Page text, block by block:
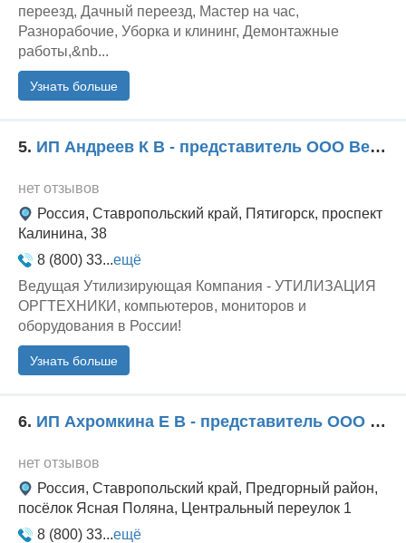
переезд, Дачный переезд, Мастер на час,
Разнорабочие, Уборка и клининг, Демонтажные
работы,&nb...
Узнать больше
5. ИП Андреев К В - представитель ООО Ведущая Утилизирующая Компания
нет отзывов
Россия, Ставропольский край, Пятигорск, проспект
Калинина, 38
8 (800) 33...ещё
Ведущая Утилизирующая Компания - УТИЛИЗАЦИЯ
ОРГТЕХНИКИ, компьютеров, мониторов и
оборудования в России!
Узнать больше
6. ИП Ахромкина Е В - представитель ООО Ведущая Утилизирующая Компания
нет отзывов
Россия, Ставропольский край, Предгорный район,
посёлок Ясная Поляна, Центральный переулок 1
8 (800) 33...ещё